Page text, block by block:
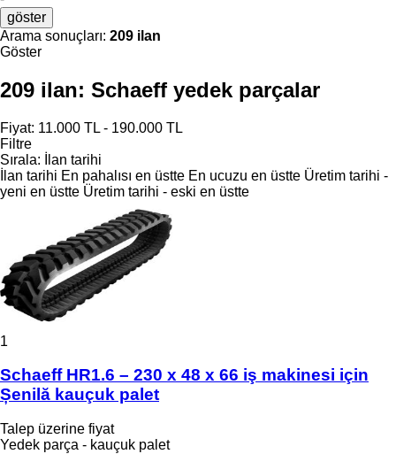
göster
Arama sonuçları: 209 ilan
Göster
209 ilan: Schaeff yedek parçalar
Fiyat: 11.000 TL - 190.000 TL
Filtre
Sırala:
İlan tarihi
İlan tarihi En pahalısı en üstte En ucuzu en üstte Üretim tarihi -
yeni en üstte Üretim tarihi - eski en üstte
1
Schaeff HR1.6 – 230 x 48 x 66 iş makinesi için
Șenilă kauçuk palet
Talep üzerine fiyat
Yedek parça - kauçuk palet